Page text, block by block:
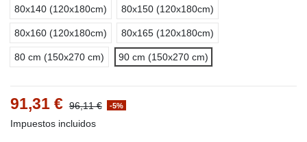
80x140 (120x180cm) 80x150 (120x180cm)
80x160 (120x180cm) 80x165 (120x180cm)
80 cm (150x270 cm) 90 cm (150x270 cm)
91,31 € 96,11 € -5%
Impuestos incluidos